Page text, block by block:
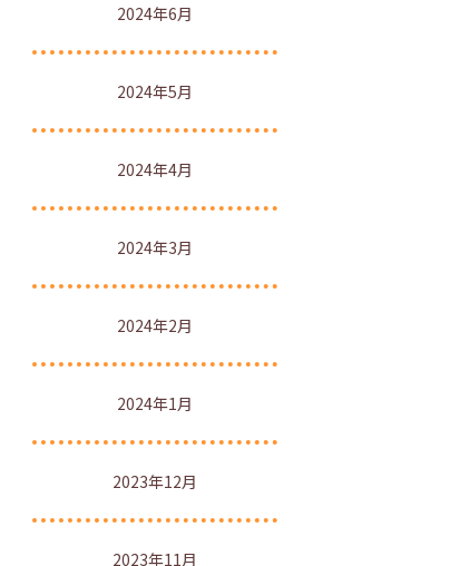
2024年6月
2024年5月
2024年4月
2024年3月
2024年2月
2024年1月
2023年12月
2023年11月